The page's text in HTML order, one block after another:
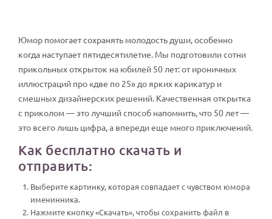
Юмор помогает сохранять молодость души, особенно
когда наступает пятидесятилетие. Мы подготовили сотни
прикольных открыток на юбилей 50 лет: от ироничных
иллюстраций про «две по 25» до ярких карикатур и
смешных дизайнерских решений. Качественная открытка
с приколом — это лучший способ напомнить, что 50 лет —
это всего лишь цифра, а впереди еще много приключений.
Как бесплатно скачать и
отправить:
Выберите картинку, которая совпадает с чувством юмора
именинника.
Нажмите кнопку «Скачать», чтобы сохранить файл в